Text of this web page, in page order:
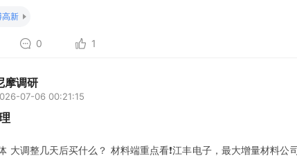
高新
0 1
摩调研
07-06 00:21:15
大调整几天后买什么？ 材料端重点看❗️江丰电子，最大增量材料公